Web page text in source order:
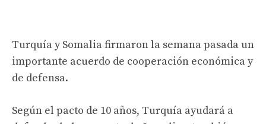
Turquía y Somalia firmaron la semana pasada un
importante acuerdo de cooperación económica y
de defensa.
Según el pacto de 10 años, Turquía ayudará a